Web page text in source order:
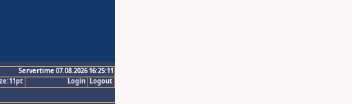
Servertime 07.08.2026 16:25:11
Logout
Login